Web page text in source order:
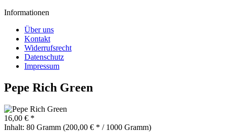
Informationen
Über uns
Kontakt
Widerrufsrecht
Datenschutz
Impressum
Pepe Rich Green
16,00 € *
Inhalt: 80 Gramm (200,00 € * / 1000 Gramm)